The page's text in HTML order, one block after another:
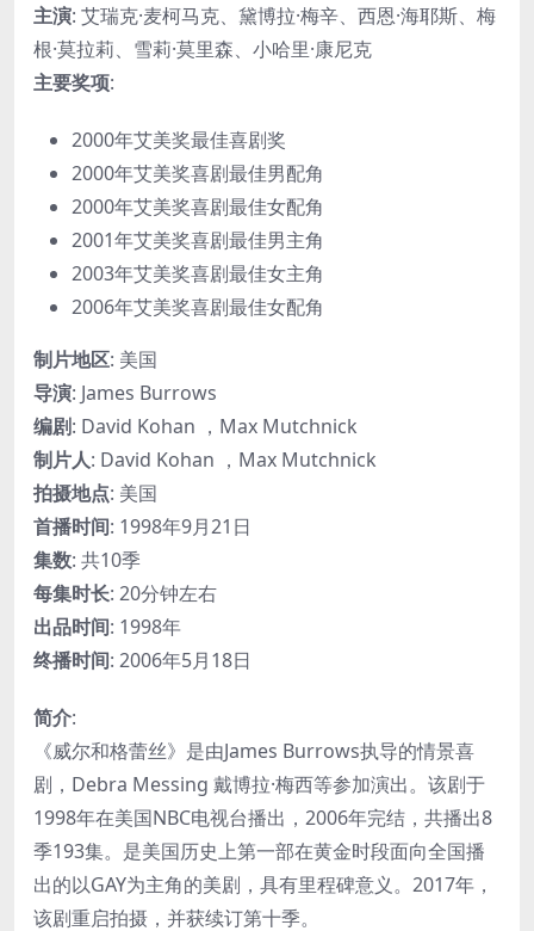
主演: 艾瑞克·麦柯马克、黛博拉·梅辛、西恩·海耶斯、梅
根·莫拉莉、雪莉·莫里森、小哈里·康尼克
主要奖项:
2000年艾美奖最佳喜剧奖
2000年艾美奖喜剧最佳男配角
2000年艾美奖喜剧最佳女配角
2001年艾美奖喜剧最佳男主角
2003年艾美奖喜剧最佳女主角
2006年艾美奖喜剧最佳女配角
制片地区: 美国
导演: James Burrows
编剧: David Kohan ，Max Mutchnick
制片人: David Kohan ，Max Mutchnick
拍摄地点: 美国
首播时间: 1998年9月21日
集数: 共10季
每集时长: 20分钟左右
出品时间: 1998年
终播时间: 2006年5月18日
简介:
《威尔和格蕾丝》是由James Burrows执导的情景喜
剧，Debra Messing 戴博拉·梅西等参加演出。该剧于
1998年在美国NBC电视台播出，2006年完结，共播出8
季193集。是美国历史上第一部在黄金时段面向全国播
出的以GAY为主角的美剧，具有里程碑意义。2017年，
该剧重启拍摄，并获续订第十季。